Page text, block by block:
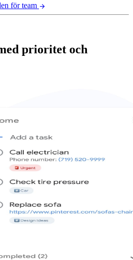
för team arrow_forward
prioritet och